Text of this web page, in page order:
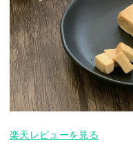
楽天レビューを見る